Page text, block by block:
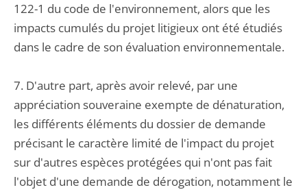
122-1 du code de l'environnement, alors que les
impacts cumulés du projet litigieux ont été étudiés
dans le cadre de son évaluation environnementale.
7. D'autre part, après avoir relevé, par une
appréciation souveraine exempte de dénaturation,
les différents éléments du dossier de demande
précisant le caractère limité de l'impact du projet
sur d'autres espèces protégées qui n'ont pas fait
l'objet d'une demande de dérogation, notamment le